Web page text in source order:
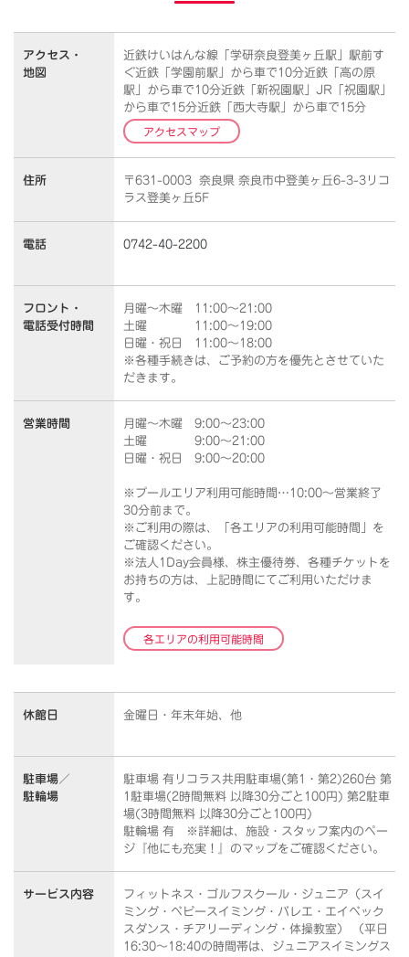
アクセス・
地図
近鉄けいはんな線「学研奈良登美ヶ丘駅」駅前す
ぐ近鉄「学園前駅」から車で10分近鉄「高の原
駅」から車で10分近鉄「新祝園駅」JR「祝園駅」
から車で15分近鉄「西大寺駅」から車で15分
アクセスマップ
住所
〒631-0003 奈良県 奈良市中登美ヶ丘6-3-3リコ
ラス登美ヶ丘5F
電話 0742-40-2200
フロント・
電話受付時間
月曜～木曜 11:00～21:00
土曜 11:00～19:00
日曜・祝日 11:00～18:00
※各種手続きは、ご予約の方を優先とさせていた
だきます。
営業時間
月曜～木曜 9:00～23:00
土曜 9:00～21:00
日曜・祝日 9:00～20:00
※プールエリア利用可能時間…10:00～営業終了
30分前まで。
※ご利用の際は、「各エリアの利用可能時間」を
ご確認ください。
※法人1Day会員様、株主優待券、各種チケットを
お持ちの方は、上記時間にてご利用いただけま
す。
各エリアの利用可能時間
休館日 金曜日・年末年始、他
駐車場／
駐輪場
駐車場 有リコラス共用駐車場(第1・第2)260台 第
1駐車場(2時間無料 以降30分ごと100円) 第2駐車
場(3時間無料 以降30分ごと100円)
駐輪場 有 ※詳細は、施設・スタッフ案内のペー
ジ『他にも充実！』のマップをご確認ください。
サービス内容
フィットネス・ゴルフスクール・ジュニア（スイ
ミング・ベビースイミング・バレエ・エイベック
スダンス・チアリーディング・体操教室） （平日
16:30～18:40の時間帯は、ジュニアスイミングス